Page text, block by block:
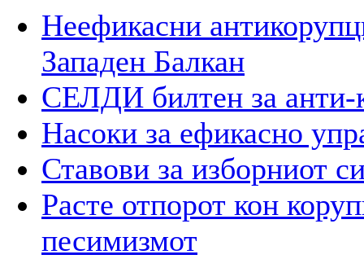
Неефикасни
Западен Балкан
СЕЛДИ билтен за анти-
Насоки за ефикасно
Ставови за изборниот
Расте отпорот кон
песимизмот